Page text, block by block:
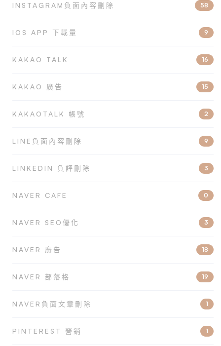
INSTAGRAM負面內容刪除 58
IOS APP 下載量 9
KAKAO TALK 16
KAKAO 廣告 15
KAKAOTALK 帳號 2
LINE負面內容刪除 9
LINKEDIN 負評刪除 3
NAVER CAFE 0
NAVER SEO優化 3
NAVER 廣告 18
NAVER 部落格 19
NAVER負面文章刪除 1
PINTEREST 營銷 1